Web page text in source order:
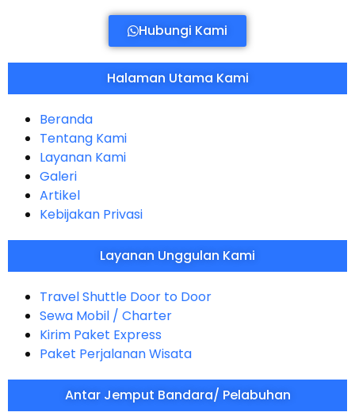
Hubungi Kami
Halaman Utama Kami
Beranda
Tentang Kami
Layanan Kami
Galeri
Artikel
Kebijakan Privasi
Layanan Unggulan Kami
Travel Shuttle Door to Door
Sewa Mobil / Charter
Kirim Paket Express
Paket Perjalanan Wisata
Antar Jemput Bandara/ Pelabuhan